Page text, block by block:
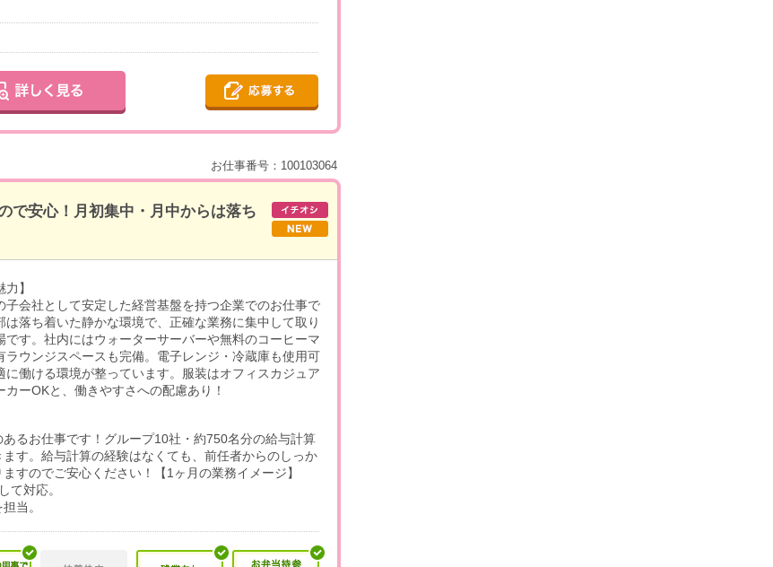
お仕事番号：100103064
で安心！月初集中・月中からは落ち
力】
子会社として安定した経営基盤を持つ企業でのお仕事で
は落ち着いた静かな環境で、正確な業務に集中して取り
です。社内にはウォーターサーバーや無料のコーヒーマ
ラウンジスペースも完備。電子レンジ・冷蔵庫も使用可
に働ける環境が整っています。服装はオフィスカジュア
カーOKと、働きやすさへの配慮あり！
るお仕事です！グループ10社・約750名分の給与計算
す。給与計算の経験はなくても、前任者からのしっか
すのでご安心ください！【1ヶ月の業務イメージ】
て対応。
当。